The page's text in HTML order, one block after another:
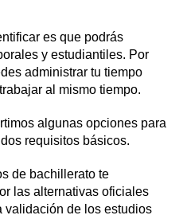
es que podrás
y estudiantiles. Por
administrar tu tiempo
al mismo tiempo.
algunas opciones para
requisitos básicos.
de bachillerato te
las alternativas oficiales
validación de los estudios